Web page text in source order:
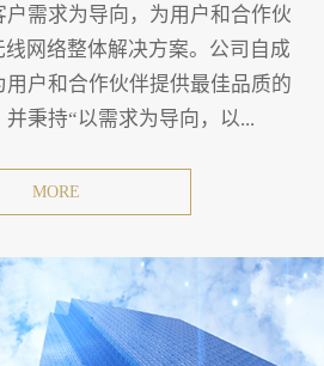
需求为导向，为用户和合作伙
网络整体解决方案。公司自成
户和合作伙伴提供最佳品质的
秉持“以需求为导向，以...
MORE